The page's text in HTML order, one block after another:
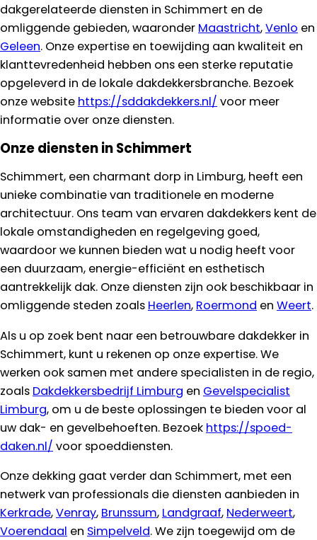
dakgerelateerde diensten in Schimmert en de
omliggende gebieden, waaronder Maastricht,Venlo en
Geleen. Onze expertise en toewijding aan kwaliteit en
klanttevredenheid hebben ons een sterke reputatie
opgeleverd in de lokale dakdekkersbranche. Bezoek
onze website https://sddakdekkers.nl/ voor meer
informatie over onze diensten.
Onze diensten in Schimmert
Schimmert, een charmant dorp in Limburg, heeft een
unieke combinatie van traditionele en moderne
architectuur. Ons team van ervaren dakdekkers kent de
lokale omstandigheden en regelgeving goed,
waardoor we kunnen bieden wat u nodig heeft voor
een duurzaam, energie-efficiënt en esthetisch
aantrekkelijk dak. Onze diensten zijn ook beschikbaar in
omliggende steden zoals Heerlen, Roermond en Weert.
Als u op zoek bent naar een betrouwbare dakdekker in
Schimmert, kunt u rekenen op onze expertise. We
werken ook samen met andere specialisten in de regio,
zoals Dakdekkersbedrijf Limburg en Gevelspecialist
Limburg, om u de beste oplossingen te bieden voor al
uw dak- en gevelbehoeften. Bezoek https://spoed-
daken.nl/ voor spoeddiensten.
Onze dekking gaat verder dan Schimmert, met een
netwerk van professionals die diensten aanbieden in
Kerkrade,Venray, Brunssum, Landgraaf, Nederweert,
Voerendaal en Simpelveld. We zijn toegewijd om de